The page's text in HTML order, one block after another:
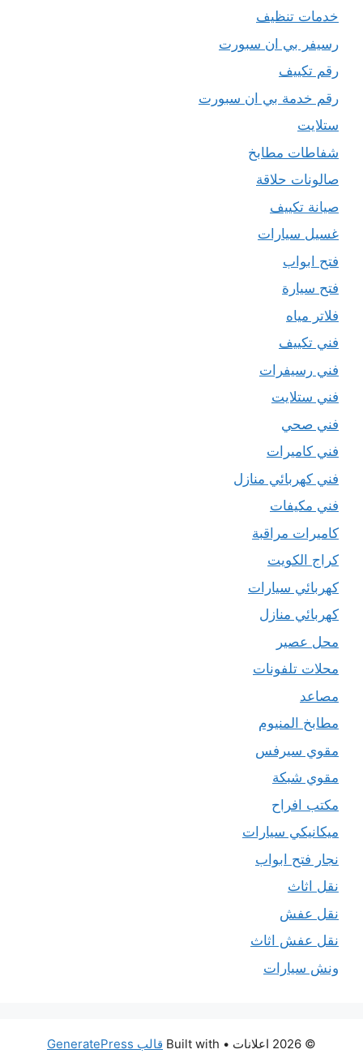
خدمات تنظيف
رسيفر بي ان سبورت
رقم تكييف
رقم خدمة بي ان سبورت
ستلايت
شفاطات مطابخ
صالونات حلاقة
صيانة تكييف
غسيل سيارات
فتح ابواب
فتح سيارة
فلاتر مياه
فني تكييف
فني رسيفرات
فني ستلايت
فني صحي
فني كاميرات
فني كهربائي منازل
فني مكيفات
كاميرات مراقبة
كراج الكويت
كهربائي سيارات
كهربائي منازل
محل عصير
محلات تلفونات
مصاعد
مطابخ المنيوم
مقوي سيرفس
مقوي شبكة
مكتب افراح
ميكانيكي سيارات
نجار فتح ابواب
نقل اثاث
نقل عفش
نقل عفش اثاث
ونش سيارات
© 2026 اعلانات • Built with قالب GeneratePress